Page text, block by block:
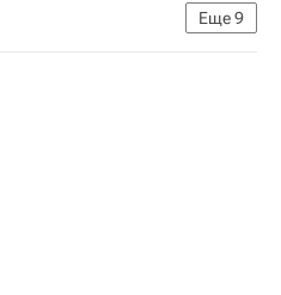
Еще9
на Украине